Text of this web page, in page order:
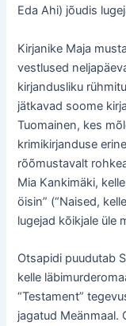
Eda Ahi) jõudis
Kirjanike Maja
vestlused
kirjandusliku
jätkavad soome
Tuomainen, kes
krimikirjanduse
rõõmustavalt
Mia Kankimäki,
öisin” (“Naised,
lugejad kõikjale üle
Otsapidi puudutab
kelle
“Testament”
jagatud Meänmaal.